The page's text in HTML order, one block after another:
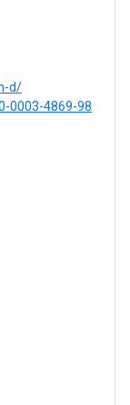
d/
0003-4869-98